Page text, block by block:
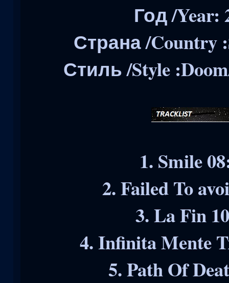
Год /Year:
Страна /Country
Стиль /Style
1. Smile
2. Failed To
3. La Fin
4. Infinita Mente
5. Path Of